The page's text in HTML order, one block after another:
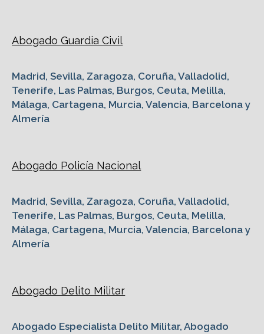
Abogado Guardia Civil
Madrid, Sevilla, Zaragoza, Coruña, Valladolid,
Tenerife, Las Palmas, Burgos, Ceuta, Melilla,
Málaga, Cartagena, Murcia, Valencia, Barcelona y
Almería
Abogado Policía Nacional
Madrid, Sevilla, Zaragoza, Coruña, Valladolid,
Tenerife, Las Palmas, Burgos, Ceuta, Melilla,
Málaga, Cartagena, Murcia, Valencia, Barcelona y
Almería
Abogado Delito Militar
Abogado Especialista Delito Militar, Abogado